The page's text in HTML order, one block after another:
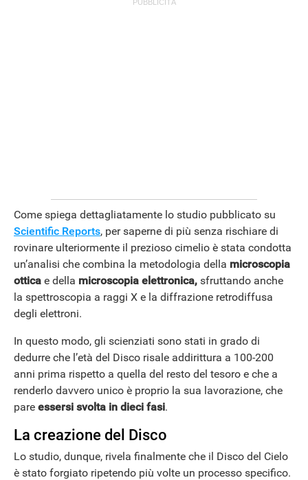
Come spiega dettagliatamente lo studio pubblicato su
Scientific Reports, per saperne di più senza rischiare di
rovinare ulteriormente il prezioso cimelio è stata condotta
un’analisi che combina la metodologia della microscopia
ottica e della microscopia elettronica, sfruttando anche
la spettroscopia a raggi X e la diffrazione retrodiffusa
degli elettroni.
In questo modo, gli scienziati sono stati in grado di
dedurre che l’età del Disco risale addirittura a 100-200
anni prima rispetto a quella del resto del tesoro e che a
renderlo davvero unico è proprio la sua lavorazione, che
pare essersi svolta in dieci fasi.
La creazione del Disco
Lo studio, dunque, rivela finalmente che il Disco del Cielo
è stato forgiato ripetendo più volte un processo specifico.